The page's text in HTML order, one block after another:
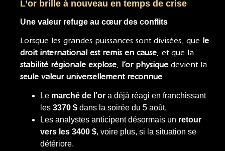
L’or brille à nouveau en temps de crise
Une valeur refuge au cœur des conflits
Lorsque les grandes puissances sont divisées, que le
droit international est remis en cause, et que la
stabilité régionale explose, l’or physique devient la
seule valeur universellement reconnue.
Le marché de l’or a déjà réagi en franchissant
les 3370 $ dans la soirée du 5 août.
Les analystes anticipent désormais un retour
vers les 3400 $, voire plus, si la situation se
détériore.